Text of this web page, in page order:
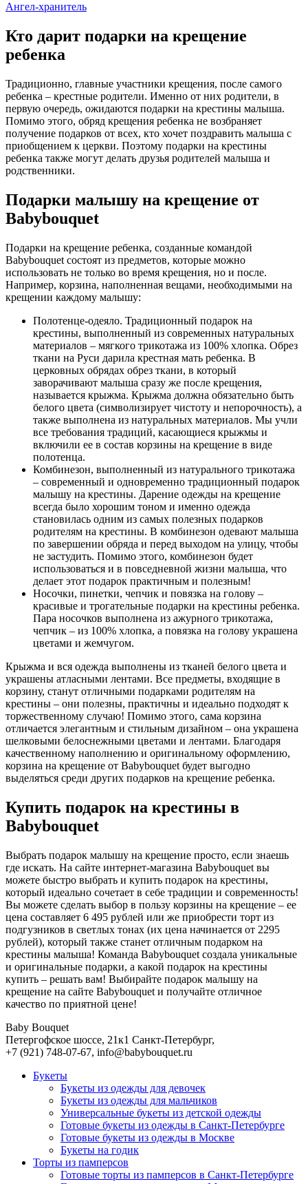
Ангел-хранитель
Кто дарит подарки на крещение
ребенка
Традиционно, главные участники крещения, после самого
ребенка – крестные родители. Именно от них родители, в
первую очередь, ожидаются подарки на крестины малыша.
Помимо этого, обряд крещения ребенка не возбраняет
получение подарков от всех, кто хочет поздравить малыша с
приобщением к церкви. Поэтому подарки на крестины
ребенка также могут делать друзья родителей малыша и
родственники.
Подарки малышу на крещение от
Babybouquet
Подарки на крещение ребенка, созданные командой
Babybouquet состоят из предметов, которые можно
использовать не только во время крещения, но и после.
Например, корзина, наполненная вещами, необходимыми на
крещении каждому малышу:
Полотенце-одеяло. Традиционный подарок на
крестины, выполненный из современных натуральных
материалов – мягкого трикотажа из 100% хлопка. Обрез
ткани на Руси дарила крестная мать ребенка. В
церковных обрядах обрез ткани, в который
заворачивают малыша сразу же после крещения,
называется крыжма. Крыжма должна обязательно быть
белого цвета (символизирует чистоту и непорочность), а
также выполнена из натуральных материалов. Мы учли
все требования традиций, касающиеся крыжмы и
включили ее в состав корзины на крещение в виде
полотенца.
Комбинезон, выполненный из натурального трикотажа
– современный и одновременно традиционный подарок
малышу на крестины. Дарение одежды на крещение
всегда было хорошим тоном и именно одежда
становилась одним из самых полезных подарков
родителям на крестины. В комбинезон одевают малыша
по завершении обряда и перед выходом на улицу, чтобы
не застудить. Помимо этого, комбинезон будет
использоваться и в повседневной жизни малыша, что
делает этот подарок практичным и полезным!
Носочки, пинетки, чепчик и повязка на голову –
красивые и трогательные подарки на крестины ребенка.
Пара носочков выполнена из ажурного трикотажа,
чепчик – из 100% хлопка, а повязка на голову украшена
цветами и жемчугом.
Крыжма и вся одежда выполнены из тканей белого цвета и
украшены атласными лентами. Все предметы, входящие в
корзину, станут отличными подарками родителям на
крестины – они полезны, практичны и идеально подходят к
торжественному случаю! Помимо этого, сама корзина
отличается элегантным и стильным дизайном – она украшена
шелковыми белоснежными цветами и лентами. Благодаря
качественному наполнению и оригинальному оформлению,
корзина на крещение от Babybouquet будет выгодно
выделяться среди других подарков на крещение ребенка.
Купить подарок на крестины в
Babybouquet
Выбрать подарок малышу на крещение просто, если знаешь
где искать. На сайте интернет-магазина Babybouquet вы
можете быстро выбрать и купить подарок на крестины,
который идеально сочетает в себе традиции и современность!
Вы можете сделать выбор в пользу корзины на крещение – ее
цена составляет 6 495 рублей или же приобрести торт из
подгузников в светлых тонах (их цена начинается от 2295
рублей), который также станет отличным подарком на
крестины малыша! Команда Babybouquet создала уникальные
и оригинальные подарки, а какой подарок на крестины
купить – решать вам! Выбирайте подарок малышу на
крещение на сайте Babybouquet и получайте отличное
качество по приятной цене!
Baby Bouquet
Петергофское шоссе, 21к1 Санкт-Петербург,
+7 (921) 748-07-67, info@babybouquet.ru
Букеты
Букеты из одежды для девочек
Букеты из одежды для мальчиков
Универсальные букеты из детской одежды
Готовые букеты из одежды в Санкт-Петербурге
Готовые букеты из одежды в Москве
Букеты на годик
Торты из памперсов
Готовые торты из памперсов в Санкт-Петербурге